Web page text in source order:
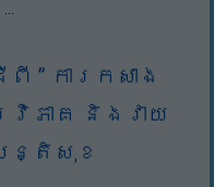
...
” ការកសាង
ភាគ និងវាយ
ន្តិសុខ